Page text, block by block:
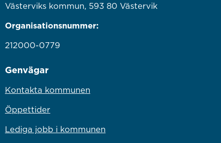
Västerviks kommun, 593 80 Västervik
Organisationsnummer:
212000-0779
Genvägar
Kontakta kommunen
Öppettider
Lediga jobb i kommunen